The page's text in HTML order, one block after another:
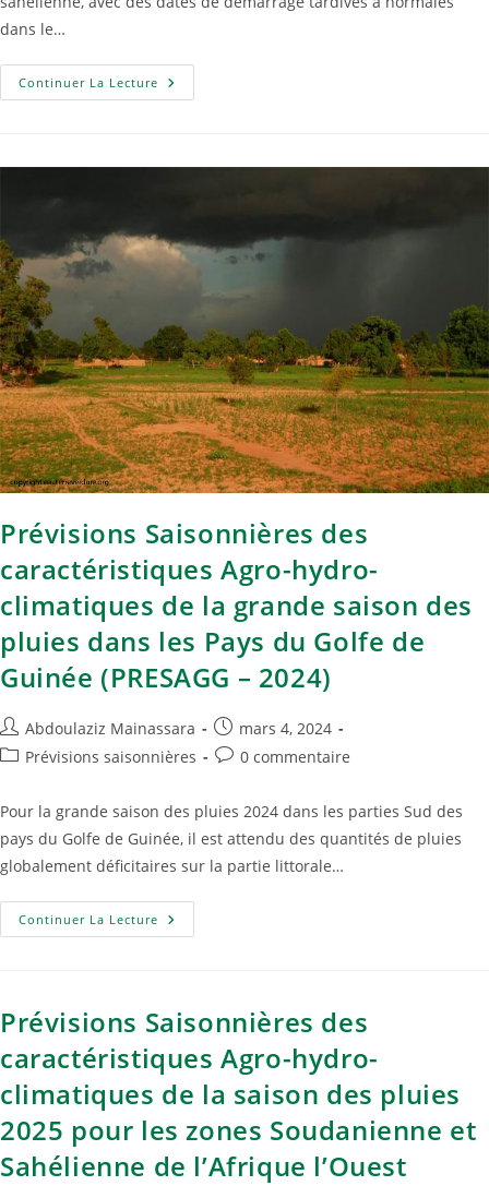
dans le…
Continuer La Lecture
Prévisions Saisonnières des
caractéristiques Agro-hydro-
climatiques de la grande saison des
pluies dans les Pays du Golfe de
Guinée (PRESAGG – 2024)
Abdoulaziz Mainassara
mars 4, 2024
Prévisions saisonnières
0 commentaire
Pour la grande saison des pluies 2024 dans les parties Sud des
pays du Golfe de Guinée, il est attendu des quantités de pluies
globalement déficitaires sur la partie littorale…
Continuer La Lecture
Prévisions Saisonnières des
caractéristiques Agro-hydro-
climatiques de la saison des pluies
2025 pour les zones Soudanienne et
Sahélienne de l’Afrique l’Ouest